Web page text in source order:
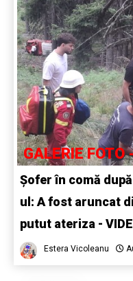
GALERIE
Șofer în comă
ul: A fost aruncat
putut ateriza -
Estera Vicoleanu